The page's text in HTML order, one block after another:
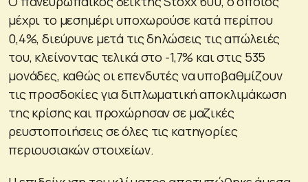
μέχρι το μεσημέρι υποχωρούσε κατά περίπου
0,4%, διεύρυνε μετά τις δηλώσεις τις απώλειές
του, κλείνοντας τελικά στο -1,7% και στις 535
μονάδες, καθώς οι επενδυτές να υποβαθμίζουν
τις προσδοκίες για διπλωματική αποκλιμάκωση
της κρίσης και προχώρησαν σε μαζικές
ρευστοποιήσεις σε όλες τις κατηγορίες
περιουσιακών στοιχείων.